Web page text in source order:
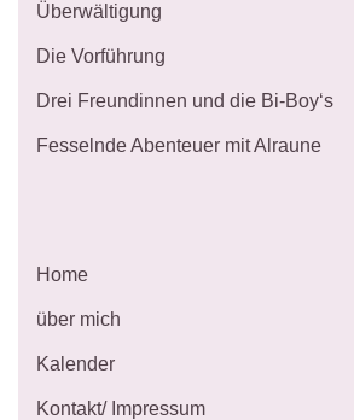
Überwältigung
Die Vorführung
Drei Freundinnen und die Bi-Boy‘s
Fesselnde Abenteuer mit Alraune
Home
über mich
Kalender
Kontakt/ Impressum